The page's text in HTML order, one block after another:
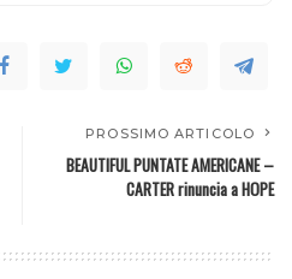
PROSSIMO ARTICOLO
BEAUTIFUL PUNTATE AMERICANE –
CARTER rinuncia a HOPE